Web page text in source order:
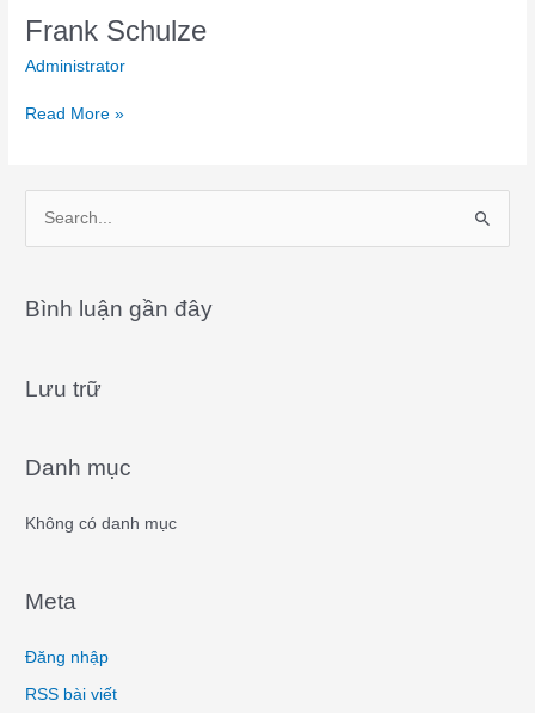
Frank Schulze
Administrator
Read More »
r
h
:
Bình luận gần đây
Lưu trữ
Danh mục
Không có danh mục
Meta
Đăng nhập
RSS bài viết